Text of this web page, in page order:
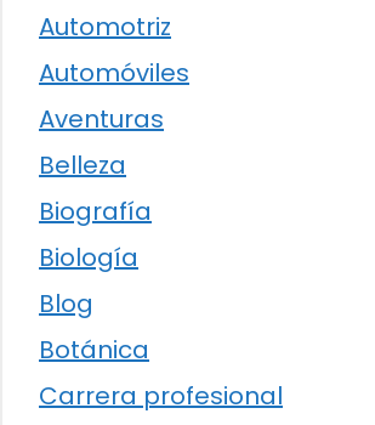
Automotriz
Automóviles
Aventuras
Belleza
Biografía
Biología
Blog
Botánica
Carrera profesional